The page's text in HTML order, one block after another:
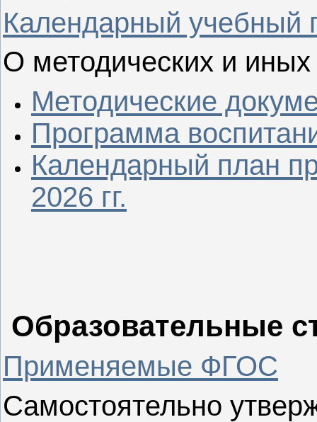
Календарный учебный
О методических и
Методические
Программа
Календарный план
2026 гг.
Образовательные
Применяемые ФГОС
Самостоятельно